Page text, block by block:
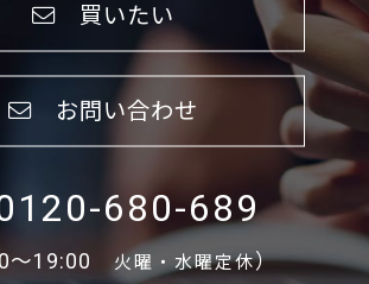
買いたい
お問い合わせ
680-689
～19:00 火曜・水曜定休）